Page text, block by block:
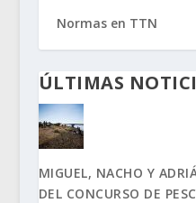
Normas en TTN
ÚLTIMAS
MIGUEL, NACHO Y
DEL CONCURSO DE